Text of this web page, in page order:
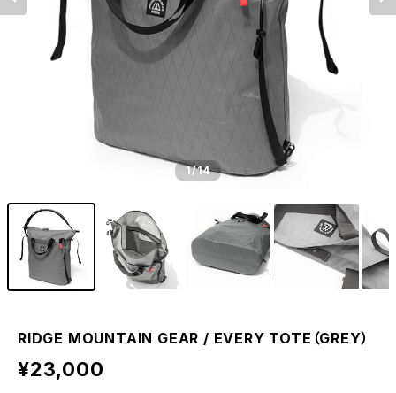
1/14
RIDGE MOUNTAIN GEAR / EVERY TOTE（GREY）
¥23,000